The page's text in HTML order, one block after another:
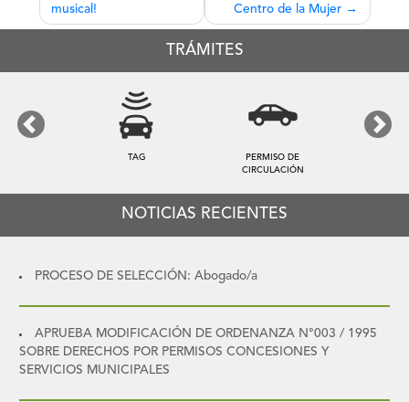
entradas
musical!
Centro de la Mujer
TRÁMITES
TAG
PERMISO DE
CIRCULACIÓN
Previous Next
NOTICIAS RECIENTES
PROCESO DE SELECCIÓN: Abogado/a
APRUEBA MODIFICACIÓN DE ORDENANZA N°003 / 1995
SOBRE DERECHOS POR PERMISOS CONCESIONES Y
SERVICIOS MUNICIPALES